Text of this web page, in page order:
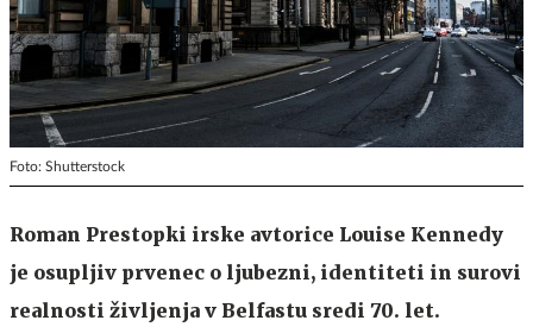
Foto: Shutterstock
Roman Prestopki irske avtorice Louise Kennedy
je osupljiv prvenec o ljubezni, identiteti in surovi
realnosti življenja v Belfastu sredi 70. let.